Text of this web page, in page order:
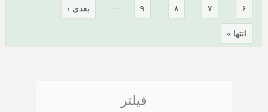
۶ ۷ ۸ ۹ … بعدی ›
انتها »
فیلتر